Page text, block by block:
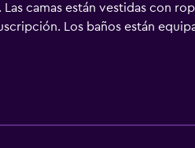
camas están vestidas con
Los baños están
wifi gratis. Los servicios para
(pueden existir